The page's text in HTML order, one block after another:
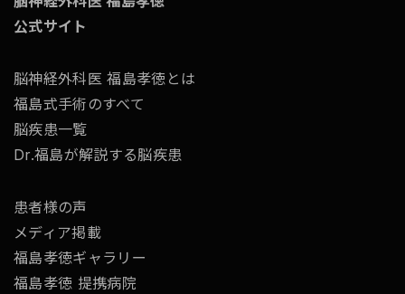
公式サイト
脳神経外科医 福島孝徳とは
福島式手術のすべて
脳疾患一覧
Dr.福島が解説する脳疾患
患者様の声
メディア掲載
福島孝徳ギャラリー
福島孝徳 提携病院